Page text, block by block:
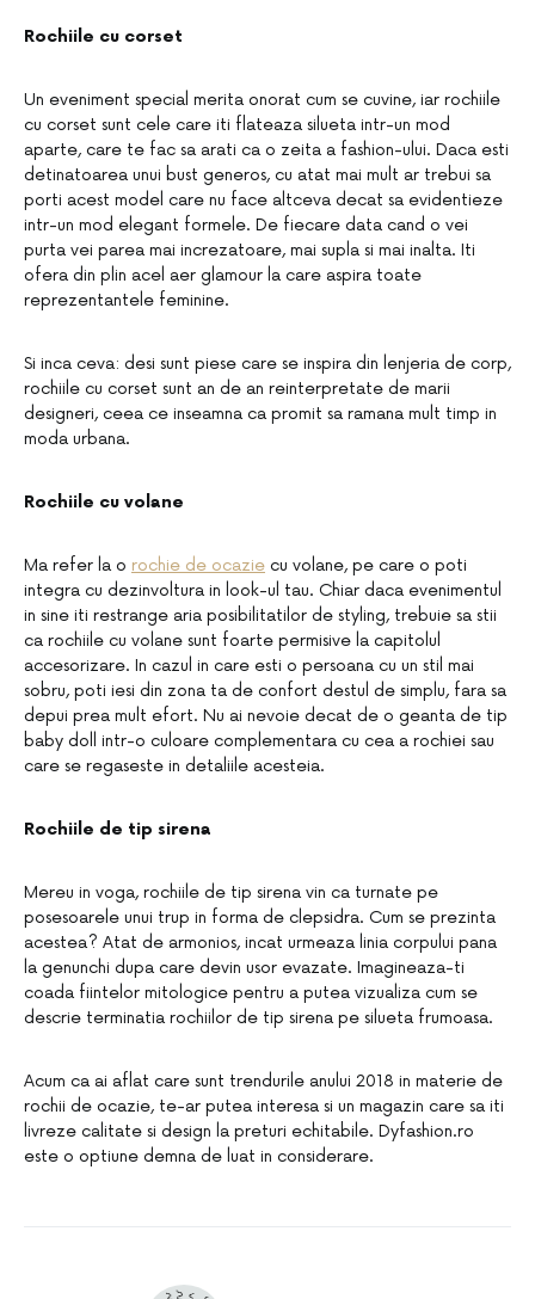
Rochiile cu corset
Un eveniment special merita onorat cum se cuvine, iar rochiile
cu corset sunt cele care iti flateaza silueta intr-un mod
aparte, care te fac sa arati ca o zeita a fashion-ului. Daca esti
detinatoarea unui bust generos, cu atat mai mult ar trebui sa
porti acest model care nu face altceva decat sa evidentieze
intr-un mod elegant formele. De fiecare data cand o vei
purta vei parea mai increzatoare, mai supla si mai inalta. Iti
ofera din plin acel aer glamour la care aspira toate
reprezentantele feminine.
Si inca ceva: desi sunt piese care se inspira din lenjeria de corp,
rochiile cu corset sunt an de an reinterpretate de marii
designeri, ceea ce inseamna ca promit sa ramana mult timp in
moda urbana.
Rochiile cu volane
Ma refer la o rochie de ocazie cu volane, pe care o poti
integra cu dezinvoltura in look-ul tau. Chiar daca evenimentul
in sine iti restrange aria posibilitatilor de styling, trebuie sa stii
ca rochiile cu volane sunt foarte permisive la capitolul
accesorizare. In cazul in care esti o persoana cu un stil mai
sobru, poti iesi din zona ta de confort destul de simplu, fara sa
depui prea mult efort. Nu ai nevoie decat de o geanta de tip
baby doll intr-o culoare complementara cu cea a rochiei sau
care se regaseste in detaliile acesteia.
Rochiile de tip sirena
Mereu in voga, rochiile de tip sirena vin ca turnate pe
posesoarele unui trup in forma de clepsidra. Cum se prezinta
acestea? Atat de armonios, incat urmeaza linia corpului pana
la genunchi dupa care devin usor evazate. Imagineaza-ti
coada fiintelor mitologice pentru a putea vizualiza cum se
descrie terminatia rochiilor de tip sirena pe silueta frumoasa.
Acum ca ai aflat care sunt trendurile anului 2018 in materie de
rochii de ocazie, te-ar putea interesa si un magazin care sa iti
livreze calitate si design la preturi echitabile. Dyfashion.ro
este o optiune demna de luat in considerare.